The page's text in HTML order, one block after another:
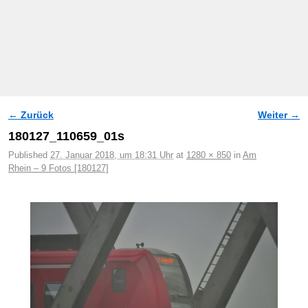
Bilder-Navigation
← Zurück Weiter →
180127_110659_01s
Published 27. Januar 2018, um 18:31 Uhr at 1280 × 850 in Am
Rhein – 9 Fotos [180127]